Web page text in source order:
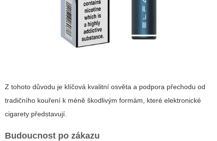
Z tohoto důvodu je klíčová kvalitní osvěta a podpora přechodu od
tradičního kouření k méně škodlivým formám, které elektronické
cigarety představují.
Budoucnost po zákazu